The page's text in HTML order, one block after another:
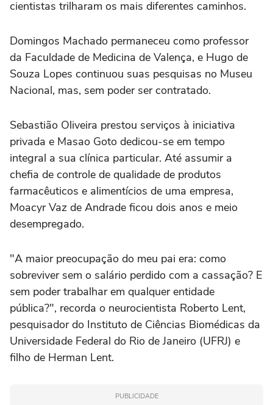
cientistas trilharam os mais diferentes caminhos.
Domingos Machado permaneceu como professor
da Faculdade de Medicina de Valença, e Hugo de
Souza Lopes continuou suas pesquisas no Museu
Nacional, mas, sem poder ser contratado.
Sebastião Oliveira prestou serviços à iniciativa
privada e Masao Goto dedicou-se em tempo
integral a sua clínica particular. Até assumir a
chefia de controle de qualidade de produtos
farmacêuticos e alimentícios de uma empresa,
Moacyr Vaz de Andrade ficou dois anos e meio
desempregado.
"A maior preocupação do meu pai era: como
sobreviver sem o salário perdido com a cassação? E
sem poder trabalhar em qualquer entidade
pública?", recorda o neurocientista Roberto Lent,
pesquisador do Instituto de Ciências Biomédicas da
Universidade Federal do Rio de Janeiro (UFRJ) e
filho de Herman Lent.
PUBLICIDADE